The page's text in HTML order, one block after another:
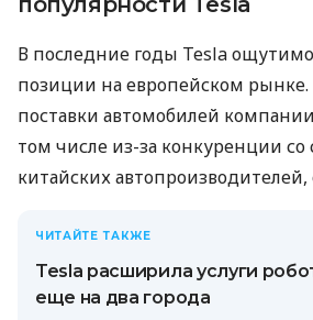
В последние годы Tesla
позиции на европейском рынке.
поставки автомобилей
том числе из-за конкуренции со
китайских автопроизводителей,
ЧИТАЙТЕ ТАКЖЕ
Tesla расширила услуги
еще на два города